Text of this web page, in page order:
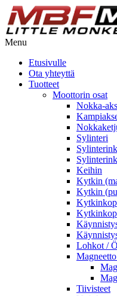
Menu
Etusivulle
Ota yhteyttä
Tuotteet
Moottorin osat
Nokka-
Sylinteri
Keihin
Kytkin
Kytkin
Lohkot /
Tiivisteet